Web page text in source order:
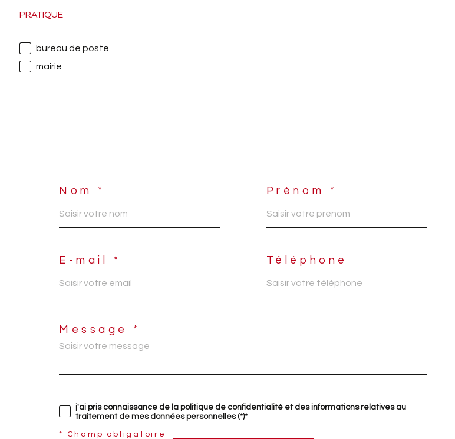
PRATIQUE
bureau de poste
mairie
Nom * Prénom *
E-mail * Téléphone
Message *
j'ai pris connaissance de la politique de confidentialité et des informations relatives au
traitement de mes données personnelles (*)*
* Champ obligatoire